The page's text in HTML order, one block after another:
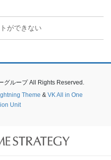
ができない
ループ All Rights Reserved.
Theme & VK All in One
Unit